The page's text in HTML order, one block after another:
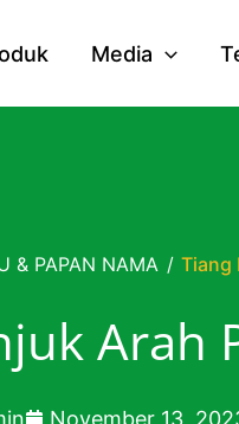
Media
& PAPAN NAMA / Tiang
Arah
November 13,